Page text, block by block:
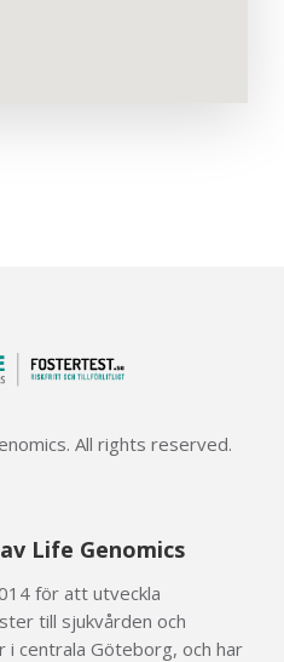
All rights reserved.
Life Genomics
för att utveckla
till sjukvården och
i centrala Göteborg, och har